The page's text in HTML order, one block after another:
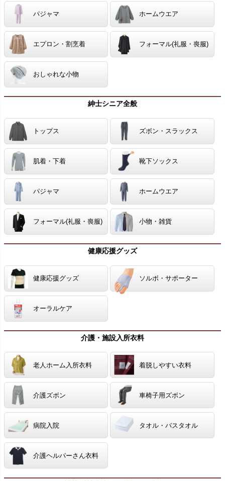
パジャマ ホームウエア
エプロン・割烹着 フォーマル(礼服・喪服)
おしゃれな小物
紳士シニア全般
トップス ズボン・スラックス
肌着・下着 靴下ソックス
パジャマ ホームウエア
フォーマル(礼服・喪服) 小物・雑貨
健康応援グッズ
健康応援グッズ ソルボ・サポーター
オーラルケア
介護・施設入所衣料
老人ホーム入所衣料 着脱しやすい衣料
介護ズボン 車椅子用ズボン
病院入院 タオル・バスタオル
介護ヘルパーさん衣料